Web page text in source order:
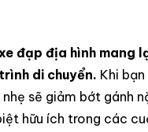
đạp địa hình
di chuyển. Khi
sẽ giảm bớt gánh
hữu ích trong các